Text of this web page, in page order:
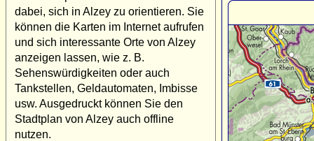
dabei, sich in Alzey zu orientieren. Sie
können die Karten im Internet aufrufen
und sich interessante Orte von Alzey
anzeigen lassen, wie z. B.
Sehenswürdigkeiten oder auch
Tankstellen, Geldautomaten, Imbisse
usw. Ausgedruckt können Sie den
Stadtplan von Alzey auch offline
nutzen.